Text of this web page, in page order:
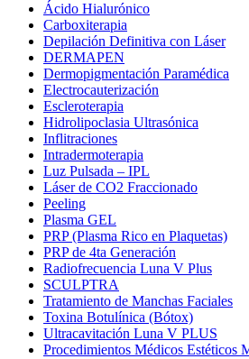
Ácido Hialurónico
Carboxiterapia
Depilación Definitiva con Láser
DERMAPEN
Dermopigmentación Paramédica
Electrocauterización
Escleroterapia
Hidrolipoclasia Ultrasónica
Inflitraciones
Intradermoterapia
Luz Pulsada – IPL
Láser de CO2 Fraccionado
Peeling
Plasma GEL
PRP (Plasma Rico en Plaquetas)
PRP de 4ta Generación
Radiofrecuencia Luna V Plus
SCULPTRA
Tratamiento de Manchas Faciales
Toxina Botulínica (Bótox)
Ultracavitación Luna V PLUS
Procedimientos Médicos Estéticos